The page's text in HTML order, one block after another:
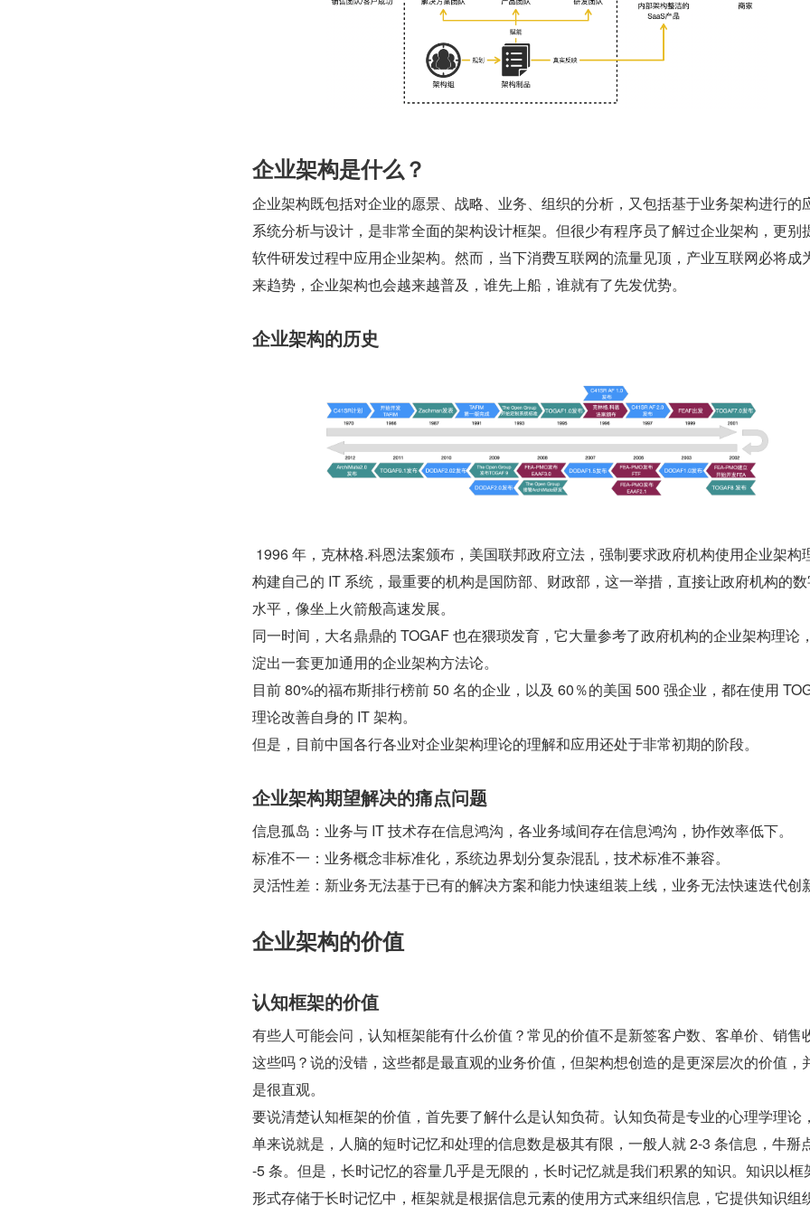
企业架构是什么？
企业架构既包括对企业的愿景、战略、业务、组织的分析，又包括基于业务架构进行的
系统分析与设计，是非常全面的架构设计框架。但很少有程序员了解过企业架构，更别
软件研发过程中应用企业架构。然而，当下消费互联网的流量见顶，产业互联网必将成
来趋势，企业架构也会越来越普及，谁先上船，谁就有了先发优势。
企业架构的历史
1996 年，克林格.科恩法案颁布，美国联邦政府立法，强制要求政府机构使用企业架构
构建自己的 IT 系统，最重要的机构是国防部、财政部，这一举措，直接让政府机构的
水平，像坐上火箭般高速发展。
同一时间，大名鼎鼎的 TOGAF 也在猥琐发育，它大量参考了政府机构的企业架构理论
淀出一套更加通用的企业架构方法论。
目前 80%的福布斯排行榜前 50 名的企业，以及 60％的美国 500 强企业，都在使用
理论改善自身的 IT 架构。
但是，目前中国各行各业对企业架构理论的理解和应用还处于非常初期的阶段。
企业架构期望解决的痛点问题
信息孤岛：业务与 IT 技术存在信息鸿沟，各业务域间存在信息鸿沟，协作效率低下。
标准不一：业务概念非标准化，系统边界划分复杂混乱，技术标准不兼容。
灵活性差：新业务无法基于已有的解决方案和能力快速组装上线，业务无法快速迭代创
企业架构的价值
认知框架的价值
有些人可能会问，认知框架能有什么价值？常见的价值不是新签客户数、客单价、销售
这些吗？说的没错，这些都是最直观的业务价值，但架构想创造的是更深层次的价值，
是很直观。
要说清楚认知框架的价值，首先要了解什么是认知负荷。认知负荷是专业的心理学理论
单来说就是，人脑的短时记忆和处理的信息数是极其有限，一般人就 2-3 条信息，牛掰
-5 条。但是，长时记忆的容量几乎是无限的，长时记忆就是我们积累的知识。知识以框
形式存储于长时记忆中，框架就是根据信息元素的使用方式来组织信息，它提供知识组